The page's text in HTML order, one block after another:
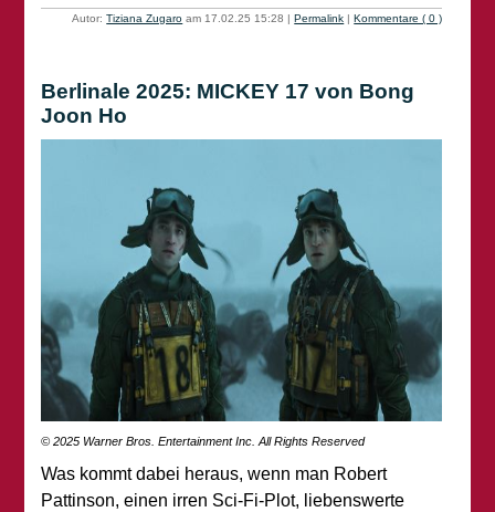
Autor:Tiziana Zugaro am 17.02.25 15:28 |Permalink |Kommentare ( 0 )
Berlinale 2025: MICKEY 17 von Bong
Joon Ho
© 2025 Warner Bros. Entertainment Inc. All Rights Reserved
Was kommt dabei heraus, wenn man Robert
Pattinson, einen irren Sci-Fi-Plot, liebenswerte